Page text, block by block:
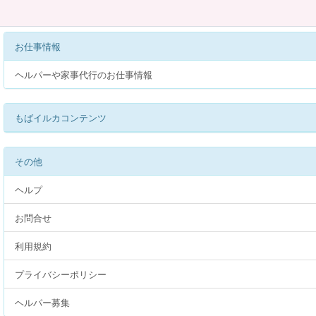
お仕事情報
ヘルパーや家事代行のお仕事情報
もばイルカコンテンツ
その他
ヘルプ
お問合せ
利用規約
プライバシーポリシー
ヘルパー募集